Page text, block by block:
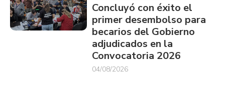
Concluyó con éxito el
primer desembolso para
becarios del Gobierno
adjudicados en la
Convocatoria 2026
04/08/2026